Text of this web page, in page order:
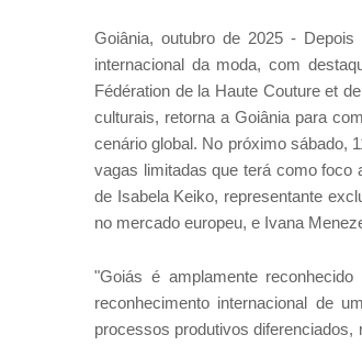
Goiânia, outubro de 2025 -
internacional da moda, com
Fédération de la Haute Couture et
culturais, retorna a Goiânia para
cenário global. No próximo sábado,
vagas limitadas que terá como foco
de Isabela Keiko, representante
no mercado europeu, e Ivana
"Goiás é amplamente
reconhecimento internacional de
processos produtivos